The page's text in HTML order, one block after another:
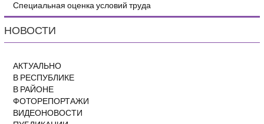
Специальная оценка условий труда
НОВОСТИ
АКТУАЛЬНО
В РЕСПУБЛИКЕ
В РАЙОНЕ
ФОТОРЕПОРТАЖИ
ВИДЕОНОВОСТИ